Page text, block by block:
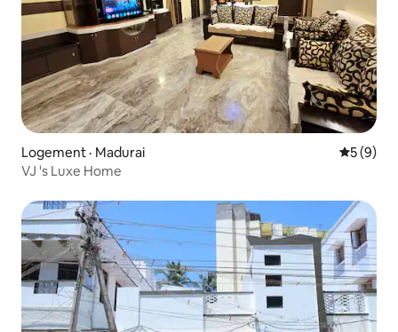
Logement · Madurai Note
5 (9)
VJ 's Luxe Home